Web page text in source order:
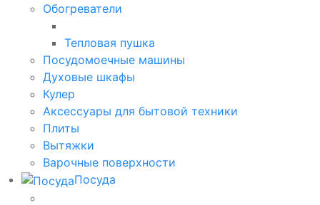
Обогреватели
Тепловая пушка
Посудомоечные машины
Духовые шкафы
Кулер
Аксессуары для бытовой техники
Плиты
Вытяжки
Варочные поверхности
Посуда